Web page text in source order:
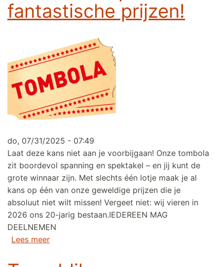
fantastische prijzen!
do, 07/31/2025 - 07:49
Laat deze kans niet aan je voorbijgaan! Onze tombola
zit boordevol spanning en spektakel – en jij kunt de
grote winnaar zijn. Met slechts één lotje maak je al
kans op één van onze geweldige prijzen die je
absoluut niet wilt missen! Vergeet niet: wij vieren in
2026 ons 20-jarig bestaan.IEDEREEN MAG
DEELNEMEN
Lees meerover Doe mee aan onze (digitale) tombola